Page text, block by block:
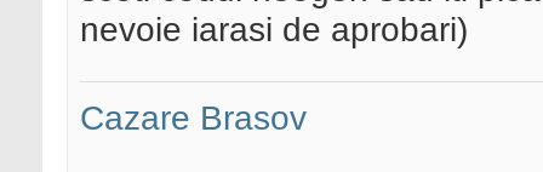
nevoie iarasi de aprobari)
Cazare Brasov